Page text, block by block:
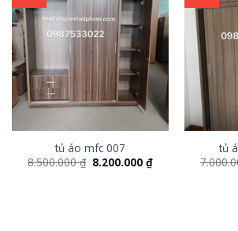
tủ áo mfc 007
8.500.000₫ 8.200.000₫
tủ